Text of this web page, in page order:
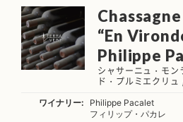
“En
Philippe
シャサーニュ・モ
ド・プルミエクリ
ワイナリー:
Philippe Pacalet
フィリップ・パカレ